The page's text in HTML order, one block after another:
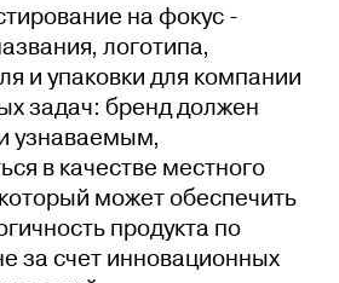
на фокус -
логотипа,
и упаковки для компании
задач: бренд должен
узнаваемым,
в качестве местного
может обеспечить
продукта по
за счет инновационных